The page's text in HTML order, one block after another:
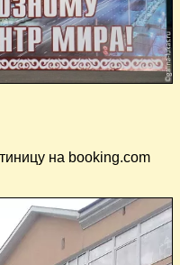
на booking.com